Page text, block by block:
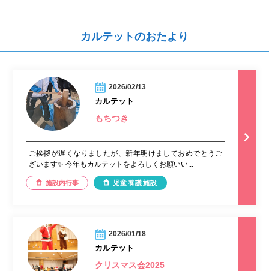
カルテットのおたより
2026/02/13
カルテット
もちつき
ご挨拶が遅くなりましたが、新年明けましておめでとうご
ざいます✨ 今年もカルテットをよろしくお願いい...
施設内行事 児童養護施設
2026/01/18
カルテット
クリスマス会2025